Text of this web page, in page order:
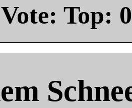
Vote: Top: 0